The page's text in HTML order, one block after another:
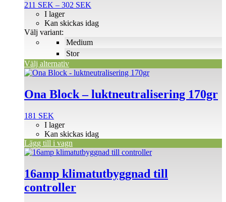
211 SEK – 302 SEK
till
Medium
Stor
I lager
Kan skickas idag
Välj variant:
Välj alternativ
varianter.
olika
alternativen
på
produktsidan
Ona Block – luktneutralisering 170gr
181 SEK
I lager
Kan skickas idag
Lägg till i vagn
16amp klimatutbyggnad till
controller